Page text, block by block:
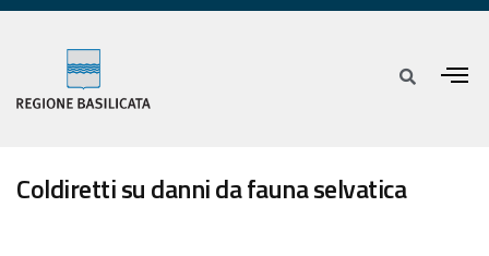
Coldiretti su danni da fauna selvatica